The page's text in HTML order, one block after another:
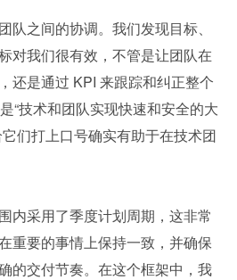
队之间的协调。我们发现目标、
对我们很有效，不管是让团队在
还是通过 KPI 来跟踪和纠正整个
“技术和团队实现快速和安全的大
们打上口号确实有助于在技术团
内采用了季度计划周期，这非常
重要的事情上保持一致，并确保
的交付节奏。在这个框架中，我